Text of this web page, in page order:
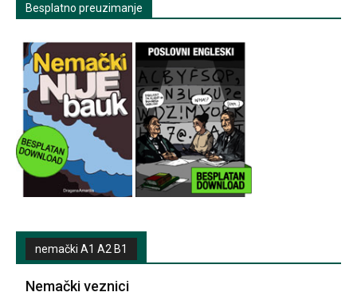
Besplatno preuzimanje
nemački A1 A2 B1
Nemački veznici